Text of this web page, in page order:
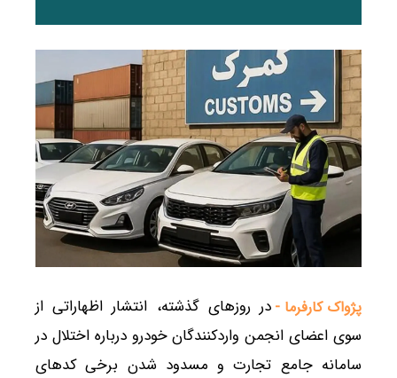
پژواک کارفرما - در روزهای گذشته، انتشار اظهاراتی از
سوی اعضای انجمن واردکنندگان خودرو درباره اختلال در
سامانه جامع تجارت و مسدود شدن برخی کدهای